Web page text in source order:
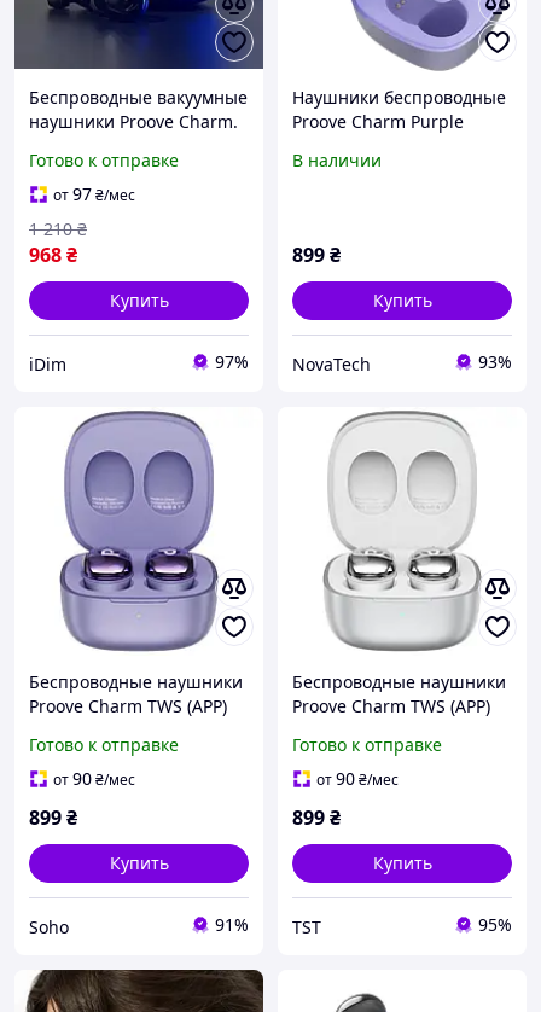
Беспроводные вакуумные
наушники Proove Charm.
блютус наушники Proove
Charm
Готово к отправке
от97₴/мес
968₴
1 210 ₴
Купить
iDim 97%
Наушники беспроводные
Proove Charm Purple
В наличии
899₴
Купить
NovaTech 93%
Беспроводные наушники
Proove Charm TWS (APP)
Фиолетовый
Готово к отправке
от90₴/мес
899₴
Купить
Soho 91%
Беспроводные наушники
Proove Charm TWS (APP)
Серебристый
Готово к отправке
от90₴/мес
899₴
Купить
TST 95%